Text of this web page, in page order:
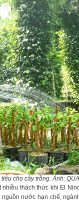
cho cây trồng. Ảnh:
thách thức khi El
nước hạn chế,